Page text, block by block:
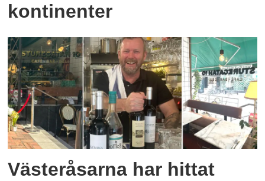
kontinenter
Västeråsarna har hittat